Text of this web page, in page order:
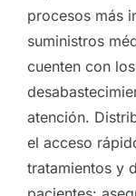
procesos más
suministros
cuenten con
atención.
el acceso
tratamientos y